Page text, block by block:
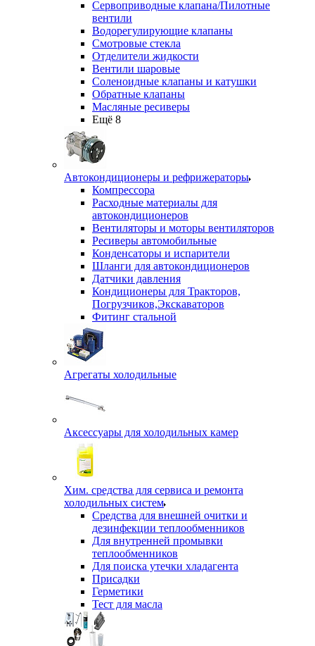
Сервоприводные клапана/Пилотные
вентили
Водорегулирующие клапаны
Смотровые стекла
Отделители жидкости
Вентили шаровые
Соленоидные клапаны и катушки
Обратные клапаны
Масляные ресиверы
Ещё 8
Автокондиционеры и рефрижераторы
Компрессора
Расходные материалы для
автокондиционеров
Вентиляторы и моторы вентиляторов
Ресиверы автомобильные
Конденсаторы и испарители
Шланги для автокондиционеров
Датчики давления
Кондиционеры для Тракторов,
Погрузчиков,Экскаваторов
Фитинг стальной
Агрегаты холодильные
Аксессуары для холодильных камер
Хим. средства для сервиса и ремонта
холодильных систем
Средства для внешней очитки и
дезинфекции теплообменников
Для внутренней промывки
теплообменников
Для поиска утечки хладагента
Присадки
Герметики
Тест для масла